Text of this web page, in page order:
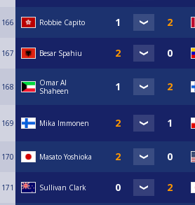
166 Robbie Capito
167 Besar Spahiu
168
Omar Al
Shaheen
169 Mika Immonen
170 Masato Yoshioka
171 Sullivan Clark